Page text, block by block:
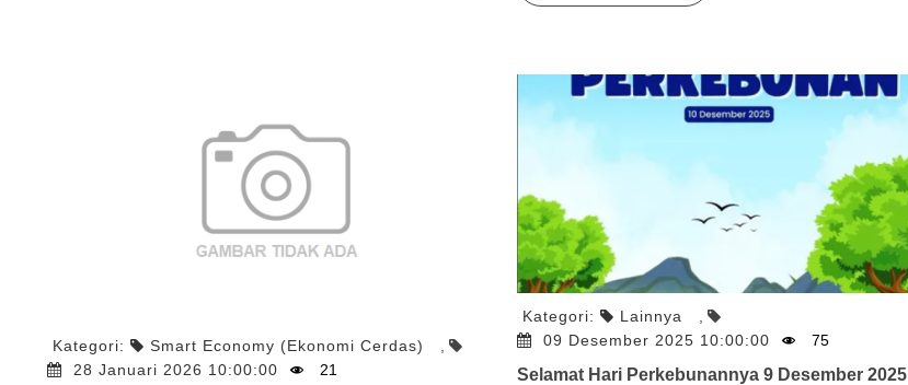
Kategori: Smart Economy (Ekonomi Cerdas)
28 Januari 2026 10:00:00
21
Kategori: Lainnya
,
09 Desember 2025 10:00:00
75
Selamat Hari Perkebunannya 9 Desember 2025